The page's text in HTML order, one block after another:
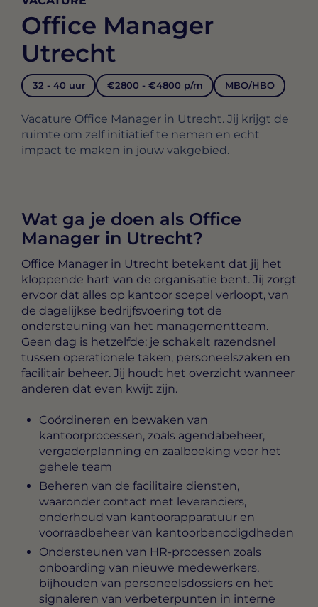
Office Manager
Utrecht
32 - 40 uur €2800 - €4800 p/m MBO/HBO
Vacature Office Manager in Utrecht. Jij krijgt de
ruimte om zelf initiatief te nemen en echt
impact te maken in jouw vakgebied.
Wat ga je doen als Office
Manager in Utrecht?
Office Manager in Utrecht betekent dat jij het
kloppende hart van de organisatie bent. Jij zorgt
ervoor dat alles op kantoor soepel verloopt, van
de dagelijkse bedrijfsvoering tot de
ondersteuning van het managementteam.
Geen dag is hetzelfde: je schakelt razendsnel
tussen operationele taken, personeelszaken en
facilitair beheer. Jij houdt het overzicht wanneer
anderen dat even kwijt zijn.
Coördineren en bewaken van
kantoorprocessen, zoals agendabeheer,
vergaderplanning en zaalboeking voor het
gehele team
Beheren van de facilitaire diensten,
waaronder contact met leveranciers,
onderhoud van kantoorapparatuur en
voorraadbeheer van kantoorbenodigdheden
Ondersteunen van HR-processen zoals
onboarding van nieuwe medewerkers,
bijhouden van personeelsdossiers en het
signaleren van verbeterpunten in interne